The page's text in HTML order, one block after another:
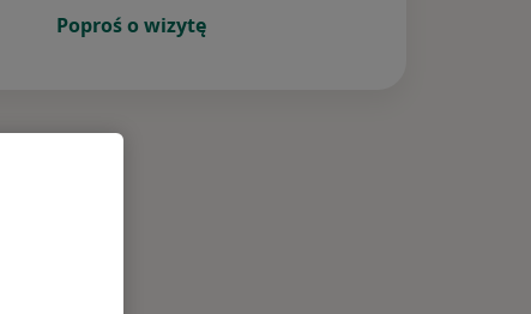
Poproś o wizytę